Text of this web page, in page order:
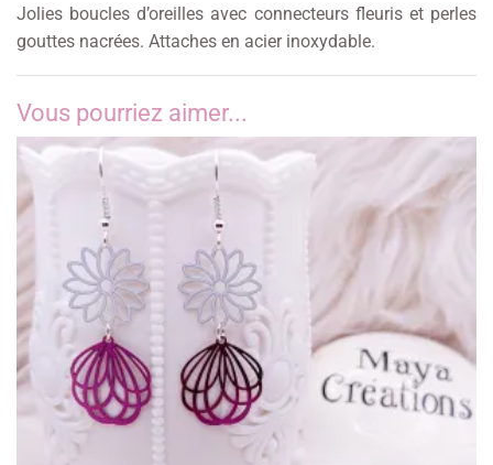
Jolies boucles d’oreilles avec connecteurs fleuris et perles
gouttes nacrées. Attaches en acier inoxydable.
Vous pourriez aimer...